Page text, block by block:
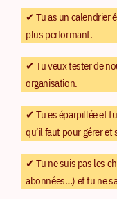
✔︎ Tu as un calendrier
plus performant.
✔︎ Tu veux tester de
organisation.
✔︎ Tu es éparpillée et
qu’il faut pour gérer
✔︎ Tu ne suis pas les
abonnées…) et tu ne